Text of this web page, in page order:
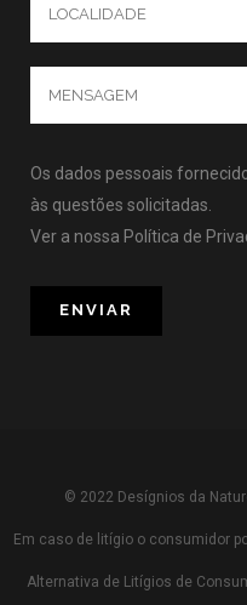
Os dados pessoais
às questões solicitadas.
Ver a nossa Política de
© 2022 Desígnios da
Em caso de litígio o consumidor
Alternativa de Litígios de